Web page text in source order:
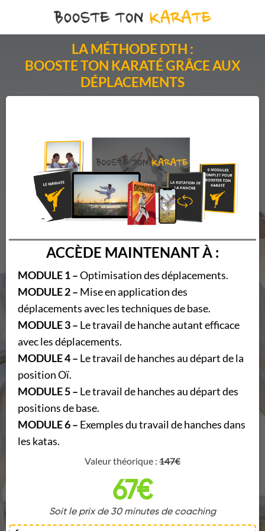
LA MÉTHODE DTH :
BOOSTE TON KARATÉ GRÂCE AUX
DÉPLACEMENTS
ACCÈDE MAINTENANT À :
MODULE 1 –Optimisation des déplacements.
MODULE 2 – Mise en application des
déplacements avec les techniques de base.
MODULE 3 – Le travail de hanche autant efficace
avec les déplacements.
MODULE 4 – Le travail de hanches au départ de la
position Oï.
MODULE 5 – Le travail de hanches au départ des
positions de base.
MODULE 6 – Exemples du travail de hanches dans
les katas.
Valeur théorique : 147€
67€
Soit le prix de 30 minutes de coaching